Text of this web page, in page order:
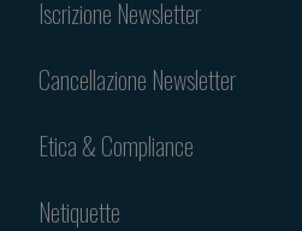
Iscrizione Newsletter
Cancellazione Newsletter
Etica & Compliance
Netiquette